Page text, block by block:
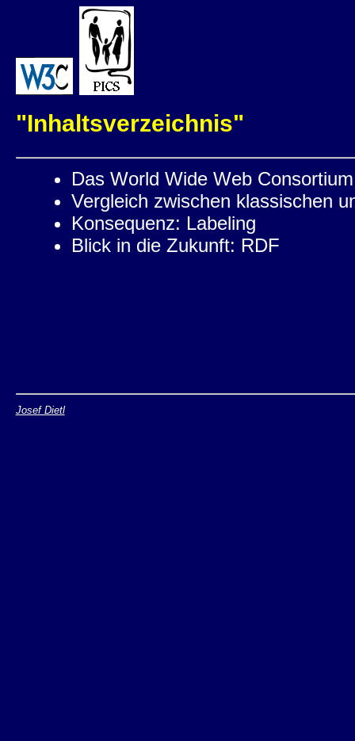
"Inhaltsverzeichnis"
Das World Wide Web
Vergleich zwischen klassischen
Konsequenz: Labeling
Blick in die Zukunft: RDF
Josef Dietl